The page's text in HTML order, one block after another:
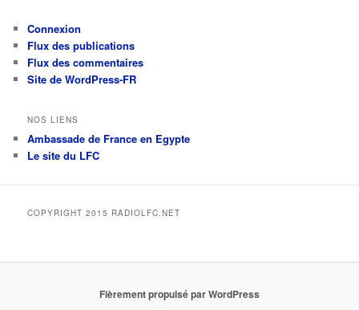
Connexion
Flux des publications
Flux des commentaires
Site de WordPress-FR
NOS LIENS
Ambassade de France en Egypte
Le site du LFC
COPYRIGHT 2015 RADIOLFC.NET
Fièrement propulsé par WordPress